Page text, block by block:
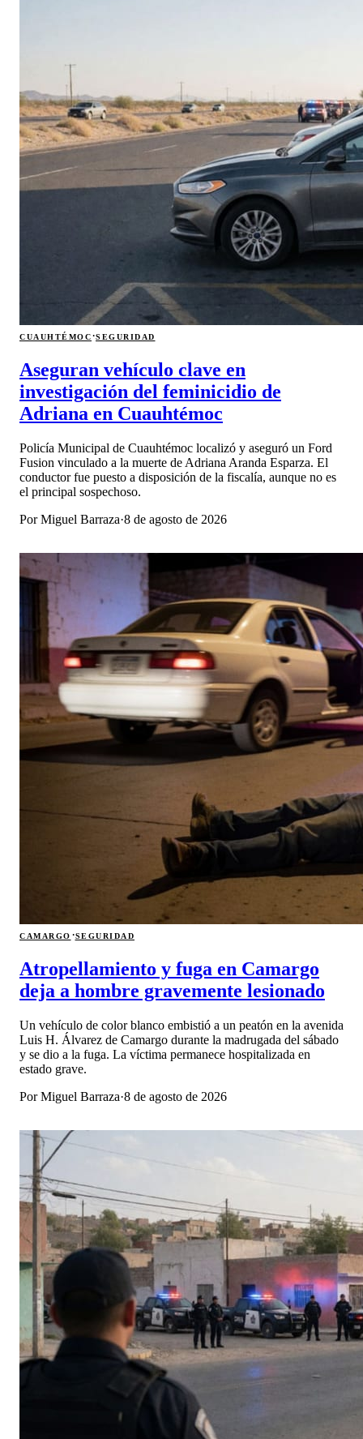
CUAUHTÉMOC·SEGURIDAD
Aseguran vehículo clave en
investigación del feminicidio de
Adriana en Cuauhtémoc
Policía Municipal de Cuauhtémoc localizó y aseguró un Ford
Fusion vinculado a la muerte de Adriana Aranda Esparza. El
conductor fue puesto a disposición de la fiscalía, aunque no es
el principal sospechoso.
PorMiguel Barraza·8 de agosto de 2026
CAMARGO ·SEGURIDAD
Atropellamiento y fuga en Camargo
deja a hombre gravemente lesionado
Un vehículo de color blanco embistió a un peatón en la avenida
Luis H. Álvarez de Camargo durante la madrugada del sábado
y se dio a la fuga. La víctima permanece hospitalizada en
estado grave.
PorMiguel Barraza·8 de agosto de 2026